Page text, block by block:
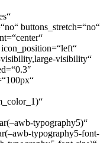
buttons_stretch=“no“
visibility“
typography5)“
typography5-font-